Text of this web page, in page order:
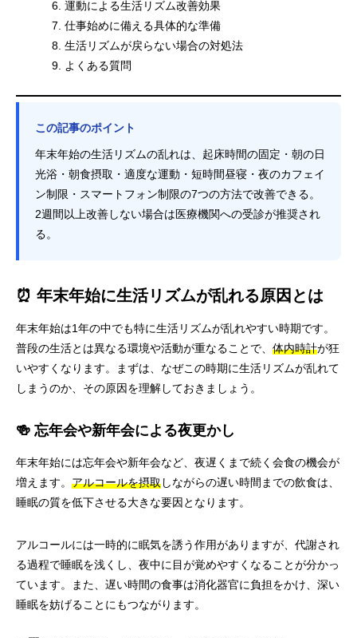
運動による生活リズム改善効果
仕事始めに備える具体的な準備
生活リズムが戻らない場合の対処法
よくある質問
この記事のポイント
年末年始の生活リズムの乱れは、起床時間の固定・朝の日
光浴・朝食摂取・適度な運動・短時間昼寝・夜のカフェイ
ン制限・スマートフォン制限の7つの方法で改善できる。
2週間以上改善しない場合は医療機関への受診が推奨され
る。
⏰ 年末年始に生活リズムが乱れる原因とは
年末年始は1年の中でも特に生活リズムが乱れやすい時期です。
普段の生活とは異なる環境や活動が重なることで、 体内時計が狂
いやすくなります。まずは、なぜこの時期に生活リズムが乱れて
しまうのか、その原因を理解しておきましょう。
🍻 忘年会や新年会による夜更かし
年末年始には忘年会や新年会など、夜遅くまで続く会食の機会が
増えます。 アルコールを摂取しながらの遅い時間までの飲食は、
睡眠の質を低下させる大きな要因となります。
アルコールには一時的に眠気を誘う作用がありますが、代謝され
る過程で睡眠を浅くし、夜中に目が覚めやすくなることが分かっ
ています。また、遅い時間の食事は消化器官に負担をかけ、深い
睡眠を妨げることにもつながります。